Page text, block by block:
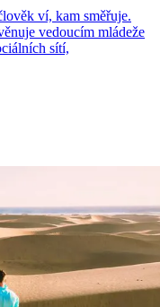
ví, kam směřuje.
vedoucím mládeže
sítí,